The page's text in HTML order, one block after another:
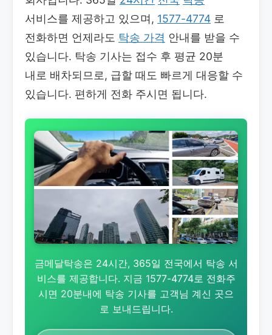
서비스를 제공하고 있으며, 1577-4774 로
전화하면 언제라도 탁송 가격 안내를 받을 수
있습니다. 탁송 기사는 접수 후 평균 20분
내로 배차되므로, 급할 때도 빠르게 대응할 수
있습니다. 편하게 전화 주시면 됩니다.
금메달탁송은 24시간, 365일 전국에서 탁송 서
비스를 제공합니다. 지금 1577-4774로 전화주
시면 20분내에 탁송 기사를 고객님 계신 곳으
로 보내드립니다.